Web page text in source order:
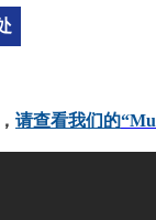
请查看我们的